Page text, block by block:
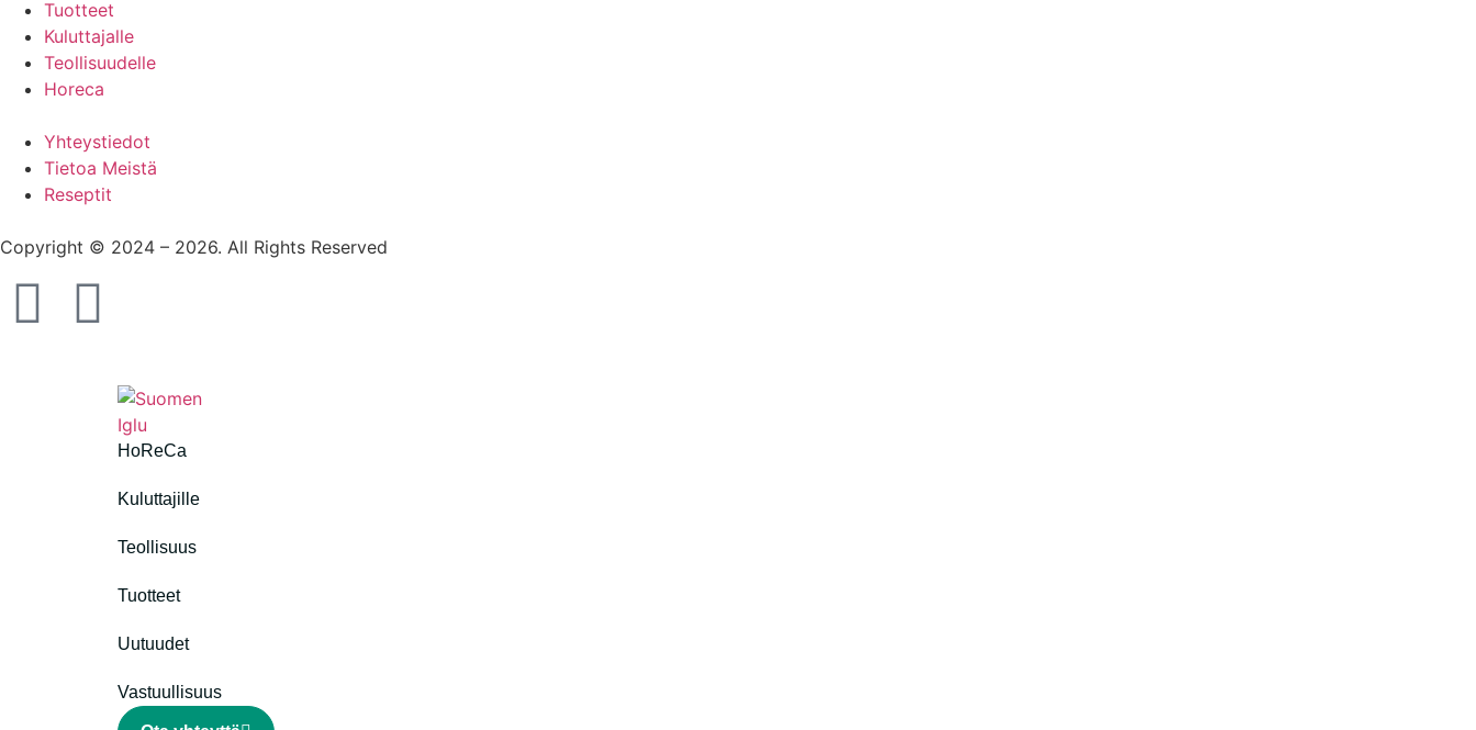
Tuotteet
Kuluttajalle
Teollisuudelle
Horeca
Yhteystiedot
Tietoa Meistä
Reseptit
Copyright © 2024 – 2026. All Rights Reserved
HoReCa
Kuluttajille
Teollisuus
Tuotteet
Uutuudet
Vastuullisuus